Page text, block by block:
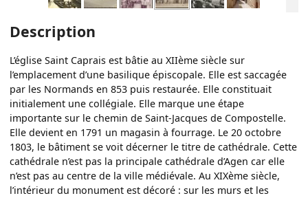
Description
L’église Saint Caprais est bâtie au XIIème siècle sur
l’emplacement d’une basilique épiscopale. Elle est saccagée
par les Normands en 853 puis restaurée. Elle constituait
initialement une collégiale. Elle marque une étape
importante sur le chemin de Saint-Jacques de Compostelle.
Elle devient en 1791 un magasin à fourrage. Le 20 octobre
1803, le bâtiment se voit décerner le titre de cathédrale. Cette
cathédrale n’est pas la principale cathédrale d’Agen car elle
n’est pas au centre de la ville médiévale. Au XIXème siècle,
l’intérieur du monument est décoré : sur les murs et les